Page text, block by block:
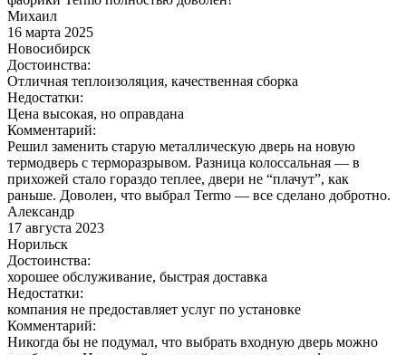
Михаил
16 марта 2025
Новосибирск
Достоинства:
Отличная теплоизоляция, качественная сборка
Недостатки:
Цена высокая, но оправдана
Комментарий:
Решил заменить старую металлическую дверь на новую
термодверь с терморазрывом. Разница колоссальная — в
прихожей стало гораздо теплее, двери не “плачут”, как
раньше. Доволен, что выбрал Termo — все сделано добротно.
Александр
17 августа 2023
Норильск
Достоинства:
хорошее обслуживание, быстрая доставка
Недостатки:
компания не предоставляет услуг по установке
Комментарий:
Никогда бы не подумал, что выбрать входную дверь можно